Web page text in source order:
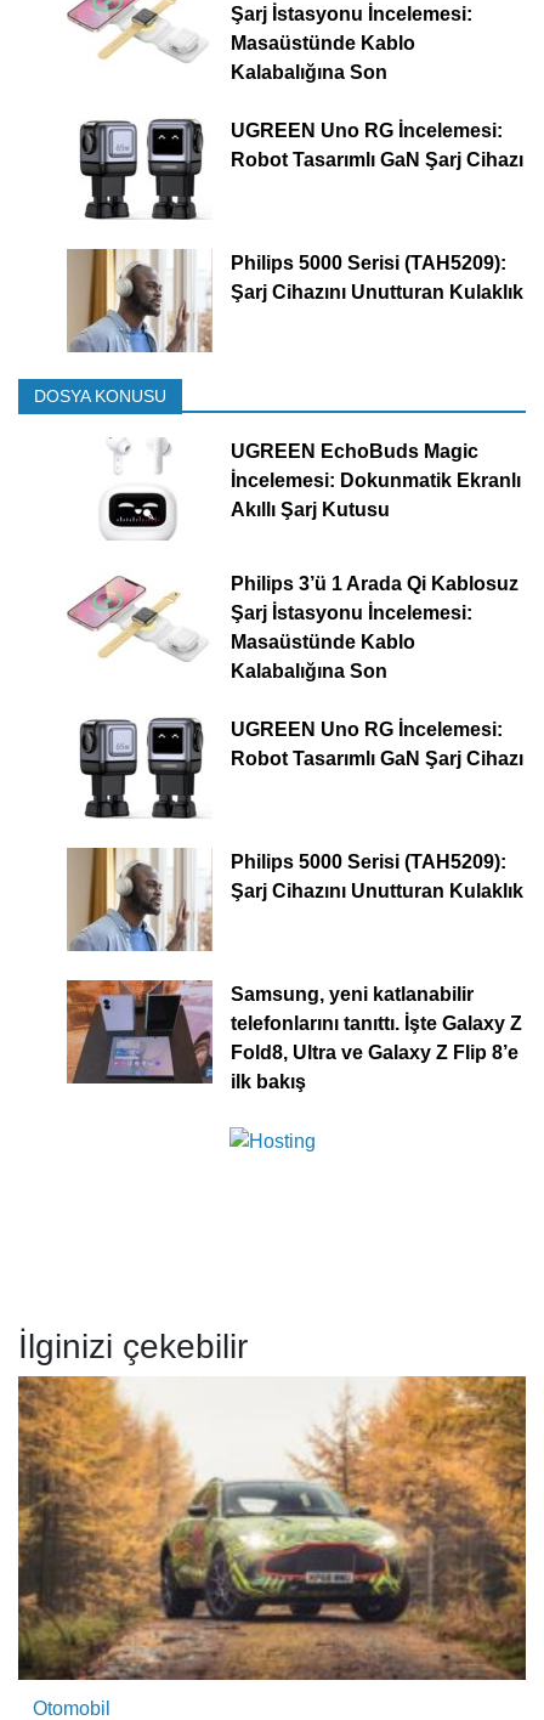
Şarj İstasyonu İncelemesi:
Masaüstünde Kablo
Kalabalığına Son
UGREEN Uno RG İncelemesi:
Robot Tasarımlı GaN Şarj Cihazı
Philips 5000 Serisi (TAH5209):
Şarj Cihazını Unutturan Kulaklık
DOSYA KONUSU
UGREEN EchoBuds Magic
İncelemesi: Dokunmatik Ekranlı
Akıllı Şarj Kutusu
Philips 3’ü 1 Arada Qi Kablosuz
Şarj İstasyonu İncelemesi:
Masaüstünde Kablo
Kalabalığına Son
UGREEN Uno RG İncelemesi:
Robot Tasarımlı GaN Şarj Cihazı
Philips 5000 Serisi (TAH5209):
Şarj Cihazını Unutturan Kulaklık
Samsung, yeni katlanabilir
telefonlarını tanıttı. İşte Galaxy Z
Fold8, Ultra ve Galaxy Z Flip 8’e
ilk bakış
İlginizi çekebilir
Otomobil